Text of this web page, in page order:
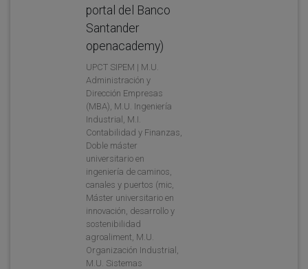
portal del Banco
Santander
openacademy)
UPCT SIPEM | M.U.
Administración y
Dirección Empresas
(MBA), M.U. Ingeniería
Industrial, M.I.
Contabilidad y Finanzas,
Doble máster
universitario en
ingeniería de caminos,
canales y puertos (mic,
Máster universitario en
innovación, desarrollo y
sostenibilidad
agroaliment, M.U.
Organización Industrial,
M.U. Sistemas